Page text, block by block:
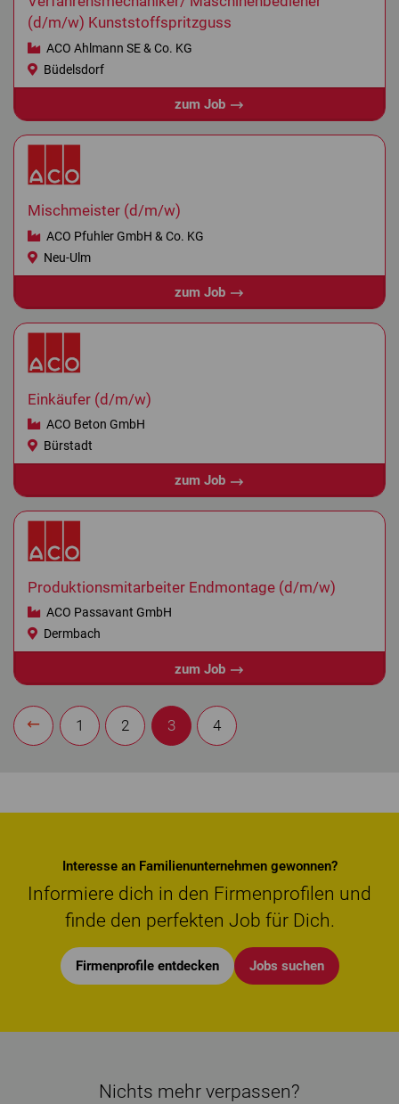
(d/m/w) Kunststoffspritzguss
ACO Ahlmann SE & Co. KG
Büdelsdorf
zum Job
Mischmeister (d/m/w)
ACO Pfuhler GmbH & Co. KG
Neu-Ulm
zum Job
Einkäufer (d/m/w)
ACO Beton GmbH
Bürstadt
zum Job
Produktionsmitarbeiter Endmontage (d/m/w)
ACO Passavant GmbH
Dermbach
zum Job
1 2 3 4
Interesse an Familienunternehmen gewonnen?
Informiere dich in den Firmenprofilen und
finde den perfekten Job für Dich.
Firmenprofile entdecken Jobs suchen
Nichts mehr verpassen?